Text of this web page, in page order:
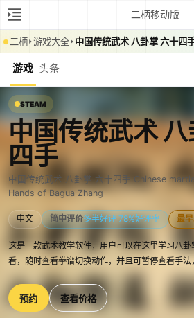
二柄移动版
二柄 游戏大全 中国传统武术 八卦掌 六十四
游戏 头条
STEAM
中国传统武术
四手
中国传统武术 八卦掌 六十四手 Chinese
Hands of Bagua Zhang
中文 简中评价多半好评 78%好评率 最
这是一款武术教学软件，用户可以在这里学习八
看，随时查看拳谱切换动作，并且可暂停查看手法
预约 查看价格